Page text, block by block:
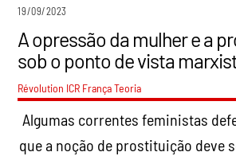
19/09/2023
A opressão da mulher e a
sob o ponto de vista
Révolution ICR França Teoria
Algumas correntes feministas
que a noção de prostituição deve